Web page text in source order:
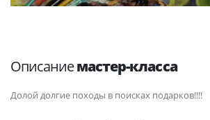
Описаниемастер-класса
Долой долгие походы в поисках подарков!!!!